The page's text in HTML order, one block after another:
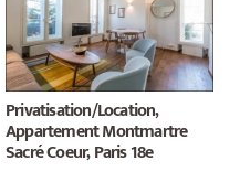
Privatisation/Location,
Appartement Montmartre
Sacré Coeur, Paris 18e